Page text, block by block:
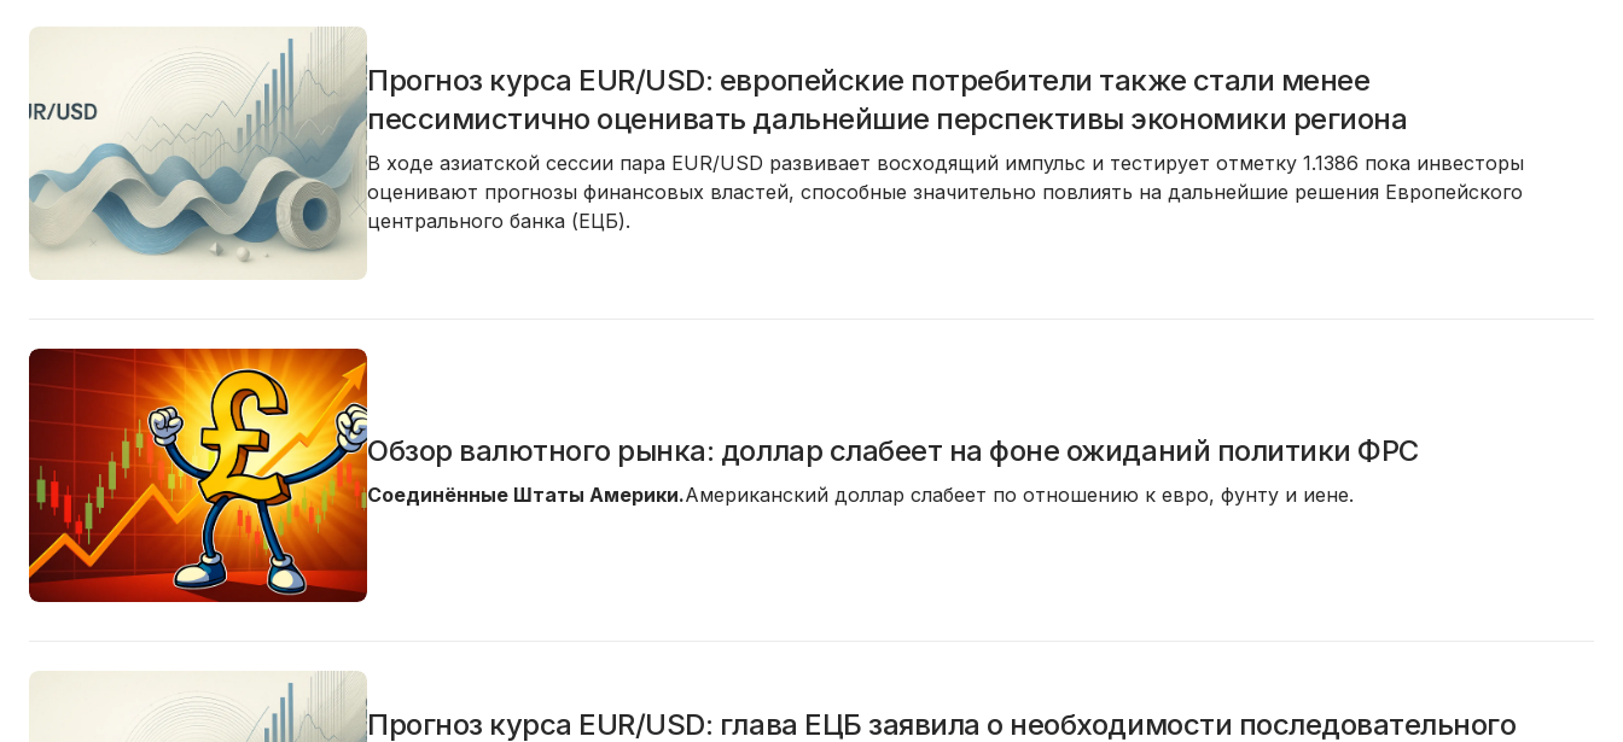
Прогноз курса EUR/USD: европейские потребители также стали менее
пессимистично оценивать дальнейшие перспективы экономики региона
В ходе азиатской сессии пара EUR/USD развивает восходящий импульс и тестирует отметку 1.1386 пока инвесторы
оценивают прогнозы финансовых властей, способные значительно повлиять на дальнейшие решения Европейского
центрального банка (ЕЦБ).
Обзор валютного рынка: доллар слабеет на фоне ожиданий политики ФРС
Соединённые Штаты Америки.Американский доллар слабеет по отношению к евро, фунту и иене.
Прогноз курса EUR/USD: глава ЕЦБ заявила о необходимости последовательного